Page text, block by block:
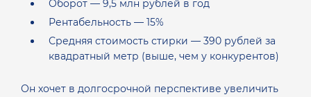
Оборот — 9,5 млн рублей в год
Рентабельность — 15%
Средняя стоимость стирки — 390 рублей за
квадратный метр (выше, чем у конкурентов)
Он хочет в долгосрочной перспективе увеличить